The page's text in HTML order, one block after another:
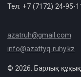
Тел: +7 (7172) 24-95-
azatruh@gmail.com
info@azattyq-ruhy.kz
© 2026. Барлық